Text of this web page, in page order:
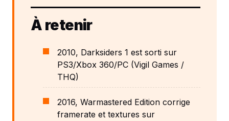
À retenir
2010, Darksiders 1 est sorti sur
PS3/Xbox 360/PC (Vigil Games /
THQ)
2016, Warmastered Edition corrige
framerate et textures sur